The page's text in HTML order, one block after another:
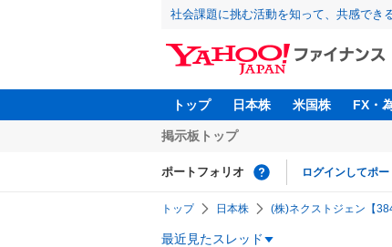
社会課題に挑む活動を知って、共感でき
トップ 日本株 米国株 FX・
掲示板トップ
ポートフォリオ ログインしてポ
トップ 日本株 (株)ネクストジェン【
最近見たスレッド